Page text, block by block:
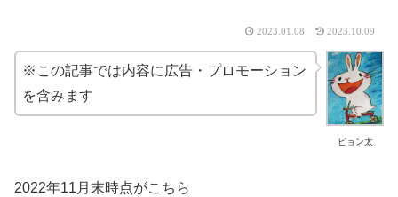
2023.01.08 2023.10.09
ピョン太
※この記事では内容に広告・プロモーション
を含みます
2022年11月末時点がこちら